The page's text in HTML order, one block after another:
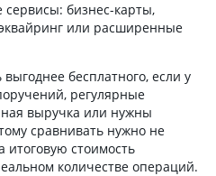
бизнес-карты,
или расширенные
бесплатного, если у
регулярные
выручка или нужны
сравнивать нужно не
итоговую стоимость
количестве операций.